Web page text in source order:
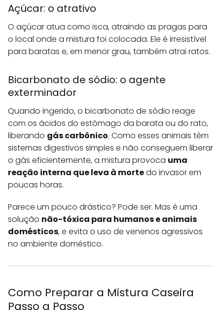
Açúcar: o atrativo
O açúcar atua como isca, atraindo as pragas para
o local onde a mistura foi colocada. Ele é irresistível
para baratas e, em menor grau, também atrai ratos.
Bicarbonato de sódio: o agente
exterminador
Quando ingerido, o bicarbonato de sódio reage
com os ácidos do estômago da barata ou do rato,
liberando gás carbônico. Como esses animais têm
sistemas digestivos simples e não conseguem liberar
o gás eficientemente, a mistura provoca uma
reação interna que leva à mortedo invasor em
poucas horas.
Parece um pouco drástico? Pode ser. Mas é uma
solução não-tóxica para humanos e animais
domésticos, e evita o uso de venenos agressivos
no ambiente doméstico.
Como Preparar a Mistura Caseira
Passo a Passo